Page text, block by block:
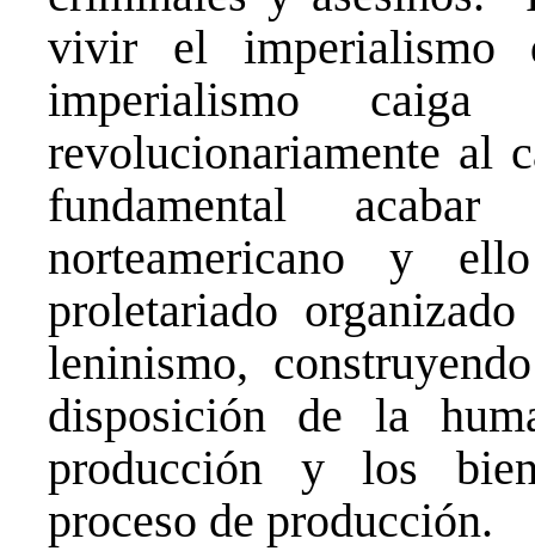
vivir el imperialismo
imperialismo caiga
revolucionariamente al
fundamental
norteamericano y
proletariado
leninismo,
disposición de la
producción y los
proceso de producción.